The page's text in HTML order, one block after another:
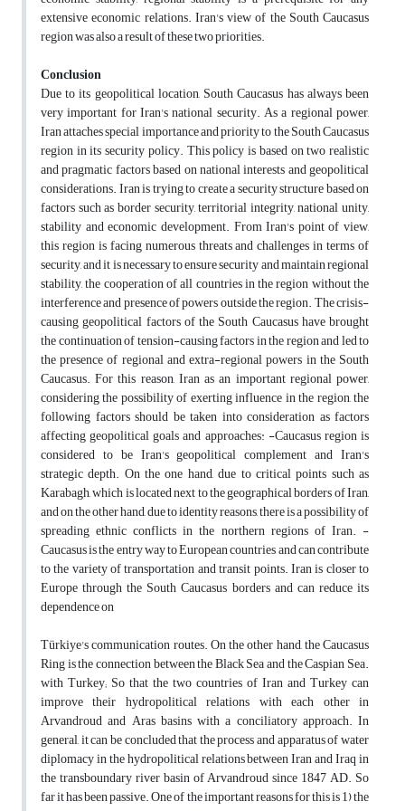
extensive economic relations. Iran's view of the South Caucasus
region was also a result of these two priorities.
Conclusion
Due to its geopolitical location, South Caucasus has always been
very important for Iran's national security. As a regional power,
Iran attaches special importance and priority to the South Caucasus
region in its security policy. This policy is based on two realistic
and pragmatic factors based on national interests and geopolitical
considerations. Iran is trying to create a security structure based on
factors such as border security, territorial integrity, national unity,
stability and economic development. From Iran's point of view,
this region is facing numerous threats and challenges in terms of
security, and it is necessary to ensure security and maintain regional
stability, the cooperation of all countries in the region without the
interference and presence of powers outside the region. The crisis-
causing geopolitical factors of the South Caucasus have brought
the continuation of tension-causing factors in the region and led to
the presence of regional and extra-regional powers in the South
Caucasus. For this reason, Iran as an important regional power,
considering the possibility of exerting influence in the region, the
following factors should be taken into consideration as factors
affecting geopolitical goals and approaches: -Caucasus region is
considered to be Iran's geopolitical complement and Iran's
strategic depth. On the one hand, due to critical points such as
Karabagh, which is located next to the geographical borders of Iran,
and on the other hand, due to identity reasons, there is a possibility of
spreading ethnic conflicts in the northern regions of Iran. -
Caucasus is the entry way to European countries and can contribute
to the variety of transportation and transit points. Iran is closer to
Europe through the South Caucasus borders and can reduce its
dependence on
Türkiye's communication routes. On the other hand, the Caucasus
Ring is the connection between the Black Sea and the Caspian Sea.
with Turkey; So that the two countries of Iran and Turkey can
improve their hydropolitical relations with each other in
Arvandroud and Aras basins with a conciliatory approach. In
general, it can be concluded that the process and apparatus of water
diplomacy in the hydropolitical relations between Iran and Iraq in
the transboundary river basin of Arvandroud since 1847 AD. So
far it has been passive. One of the important reasons for this is 1) the